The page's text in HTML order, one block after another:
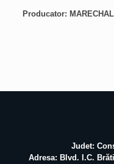
Producator: MARECHAL
Judet:
Adresa: Blvd. I.C.